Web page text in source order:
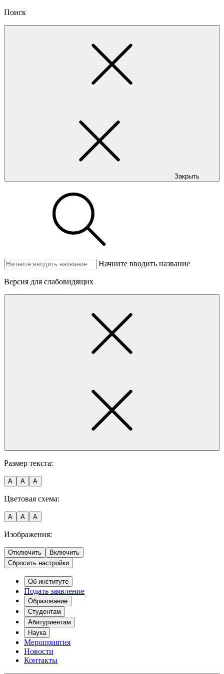
Поиск
Закрыть
Начните вводить название
Версия для слабовидящих
Размер текста:
A A A
Цветовая схема:
A A A
Изображения:
Отключить
Включить
Сбросить настройки
Об институте
Подать заявление
Образование
Студентам
Абитуриентам
Наука
Мероприятия
Новости
Контакты